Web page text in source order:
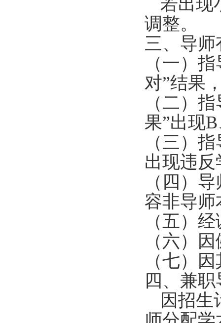
若出现
调整。
三、导
（一）
对”结果
（二）
果”出现B
（三）
出现违
（四）
容非导
（五）
（六）
（七）
四、兼
因招生